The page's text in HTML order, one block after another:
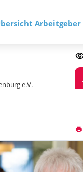
Arbeitgeber
e.V.